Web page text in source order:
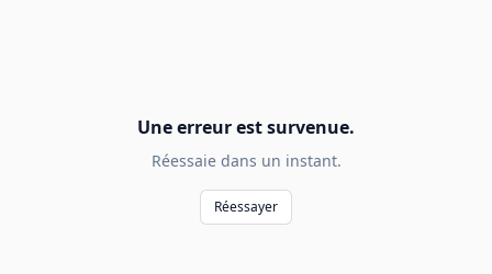
Une erreur est survenue.
Réessaie dans un instant.
Réessayer